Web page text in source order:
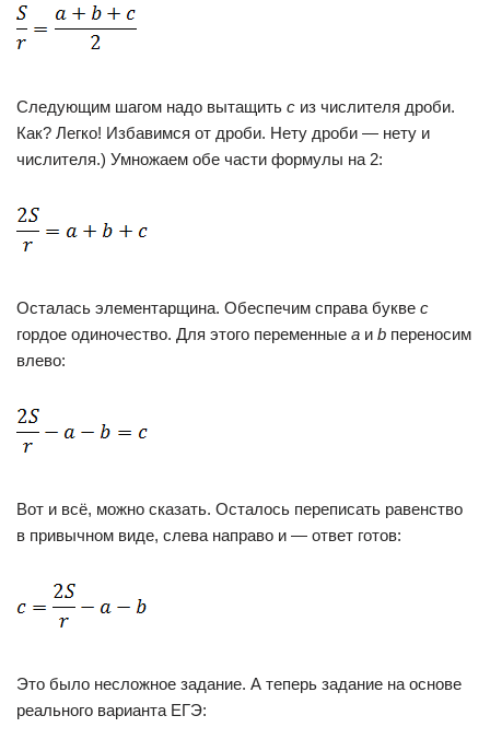
Следующим шагом надо вытащить с из числителя дроби.
Как? Легко! Избавимся от дроби. Нету дроби — нету и
числителя.) Умножаем обе части формулы на 2:
Осталась элементарщина. Обеспечим справа букве с
гордое одиночество. Для этого переменные a и b переносим
влево:
Вот и всё, можно сказать. Осталось переписать равенство
в привычном виде, слева направо и — ответ готов:
Это было несложное задание. А теперь задание на основе
реального варианта ЕГЭ: